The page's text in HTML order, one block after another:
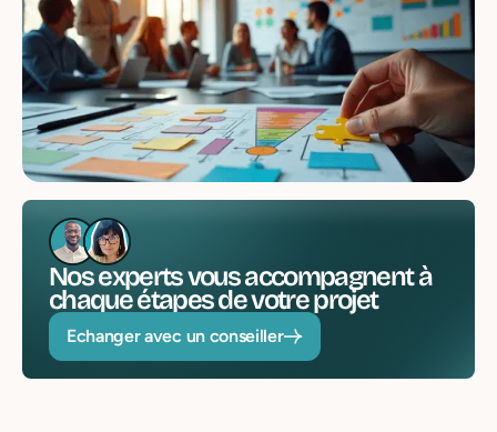
Nos experts vous accompagnent à
chaque étapes de votre projet
Echanger avec un conseiller